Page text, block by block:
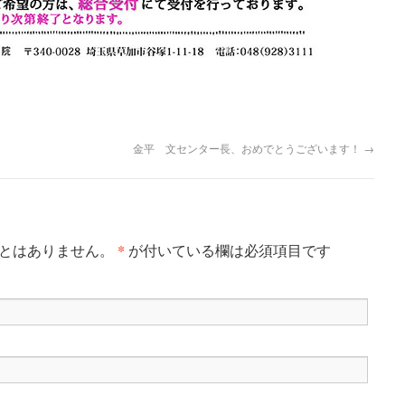
金平 文センター長、おめでとうございます！ →
はありません。 * が付いている欄は必須項目です